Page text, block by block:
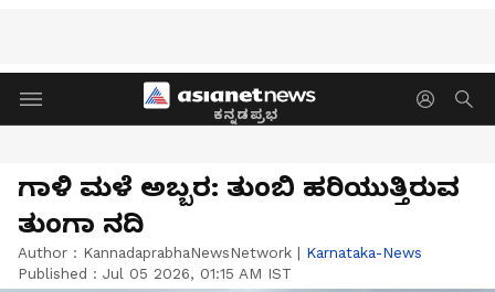
ಕನ್ನಡಪ್ರಭ
ಗಾಳಿ ಮಳೆ ಅಬ್ಬರ: ತುಂಬಿ ಹರಿಯುತ್ತಿರುವ
ತುಂಗಾ ನದಿ
Author : KannadaprabhaNewsNetwork | Karnataka-News
Published : Jul 05 2026, 01:15 AM IST